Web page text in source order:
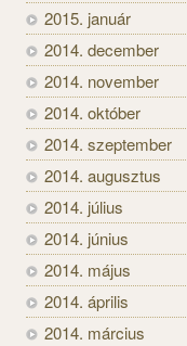
2015. január
2014. december
2014. november
2014. október
2014. szeptember
2014. augusztus
2014. július
2014. június
2014. május
2014. április
2014. március